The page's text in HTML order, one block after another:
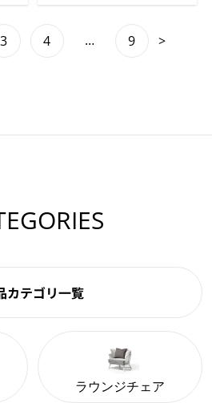
3 4 … 9 >
カテゴリ一覧
ラウンジチェア